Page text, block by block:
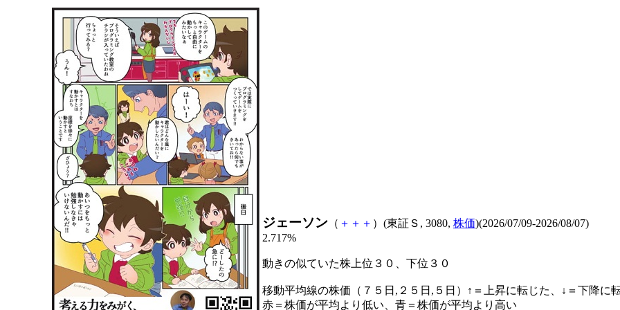
ジェーソン （ ＋ ＋ ＋ ）(東証Ｓ, 3080, 株価)(2026/07/09-2026/08/07)
2.717%
動きの似ていた株上位３０、下位３０
移動平均線の株価（７５日,２５日,５日）↑＝上昇に転じた、↓＝下降に
赤＝株価が平均より低い、青＝株価が平均より高い